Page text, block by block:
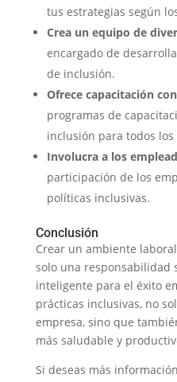
tus estrategias según
Crea un equipo de
encargado de
de inclusión.
Ofrece capacitación
programas de
inclusión para todos
Involucra a los
participación de los
políticas inclusivas.
Conclusión
Crear un ambiente
solo una responsabilidad
inteligente para el éxito
prácticas inclusivas, no
empresa, sino que
más saludable y
Si deseas más